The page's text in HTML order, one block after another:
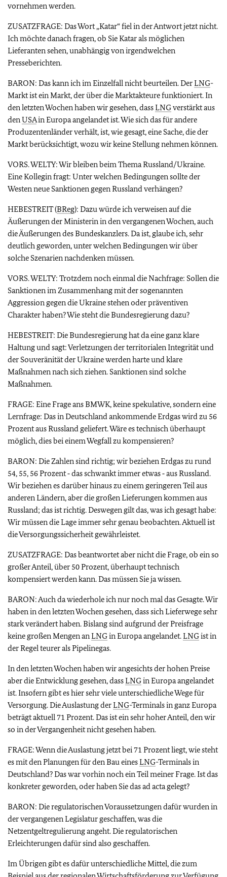
vornehmen werden.
ZUSATZFRAGE: Das Wort „Katar“ fiel in der Antwort jetzt nicht.
Ich möchte danach fragen, ob Sie Katar als möglichen
Lieferanten sehen, unabhängig von irgendwelchen
Presseberichten.
BARON: Das kann ich im Einzelfall nicht beurteilen. DerLNG-
Markt ist ein Markt, der über die Marktakteure funktioniert. In
den letzten Wochen haben wir gesehen, dassLNGverstärkt aus
denUSAin Europa angelandet ist. Wie sich das für andere
Produzentenländer verhält, ist, wie gesagt, eine Sache, die der
Markt berücksichtigt, wozu wir keine Stellung nehmen können.
VORS. WELTY: Wir bleiben beim Thema Russland/Ukraine.
Eine Kollegin fragt: Unter welchen Bedingungen sollte der
Westen neue Sanktionen gegen Russland verhängen?
HEBESTREIT (BReg): Dazu würde ich verweisen auf die
Äußerungen der Ministerin in den vergangenen Wochen, auch
die Äußerungen des Bundeskanzlers. Da ist, glaube ich, sehr
deutlich geworden, unter welchen Bedingungen wir über
solche Szenarien nachdenken müssen.
VORS. WELTY: Trotzdem noch einmal die Nachfrage: Sollen die
Sanktionen im Zusammenhang mit der sogenannten
Aggression gegen die Ukraine stehen oder präventiven
Charakter haben? Wie steht die Bundesregierung dazu?
HEBESTREIT: Die Bundesregierung hat da eine ganz klare
Haltung und sagt: Verletzungen der territorialen Integrität und
der Souveränität der Ukraine werden harte und klare
Maßnahmen nach sich ziehen. Sanktionen sind solche
Maßnahmen.
FRAGE: Eine Frage ans BMWK, keine spekulative, sondern eine
Lernfrage: Das in Deutschland ankommende Erdgas wird zu 56
Prozent aus Russland geliefert. Wäre es technisch überhaupt
möglich, dies bei einem Wegfall zu kompensieren?
BARON: Die Zahlen sind richtig; wir beziehen Erdgas zu rund
54, 55, 56 Prozent ‑ das schwankt immer etwas ‑ aus Russland.
Wir beziehen es darüber hinaus zu einem geringeren Teil aus
anderen Ländern, aber die großen Lieferungen kommen aus
Russland; das ist richtig. Deswegen gilt das, was ich gesagt habe:
Wir müssen die Lage immer sehr genau beobachten. Aktuell ist
die Versorgungssicherheit gewährleistet.
ZUSATZFRAGE: Das beantwortet aber nicht die Frage, ob ein so
großer Anteil, über 50 Prozent, überhaupt technisch
kompensiert werden kann. Das müssen Sie ja wissen.
BARON: Auch da wiederhole ich nur noch mal das Gesagte. Wir
haben in den letzten Wochen gesehen, dass sich Lieferwege sehr
stark verändert haben. Bislang sind aufgrund der Preisfrage
keine großen Mengen anLNGin Europa angelandet.LNGist in
der Regel teurer als Pipelinegas.
In den letzten Wochen haben wir angesichts der hohen Preise
aber die Entwicklung gesehen, dassLNGin Europa angelandet
ist. Insofern gibt es hier sehr viele unterschiedliche Wege für
Versorgung. Die Auslastung derLNG-Terminals in ganz Europa
beträgt aktuell 71 Prozent. Das ist ein sehr hoher Anteil, den wir
so in der Vergangenheit nicht gesehen haben.
FRAGE: Wenn die Auslastung jetzt bei 71 Prozent liegt, wie steht
es mit den Planungen für den Bau einesLNG-Terminals in
Deutschland? Das war vorhin noch ein Teil meiner Frage. Ist das
konkreter geworden, oder haben Sie das ad acta gelegt?
BARON: Die regulatorischen Voraussetzungen dafür wurden in
der vergangenen Legislatur geschaffen, was die
Netzentgeltregulierung angeht. Die regulatorischen
Erleichterungen dafür sind also geschaffen.
Im Übrigen gibt es dafür unterschiedliche Mittel, die zum